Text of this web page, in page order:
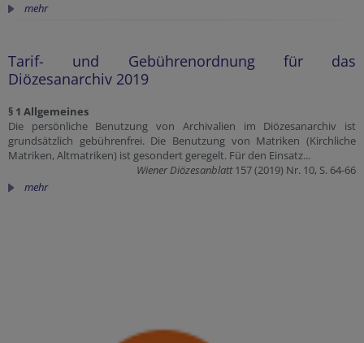
mehr
Tarif- und Gebührenordnung für das
Diözesanarchiv 2019
§ 1 Allgemeines
Die persönliche Benutzung von Archivalien im Diözesanarchiv ist
grundsätzlich gebührenfrei. Die Benutzung von Matriken (Kirchliche
Matriken, Altmatriken) ist gesondert geregelt. Für den Einsatz...
Wiener Diözesanblatt157 (2019) Nr. 10, S. 64-66
mehr